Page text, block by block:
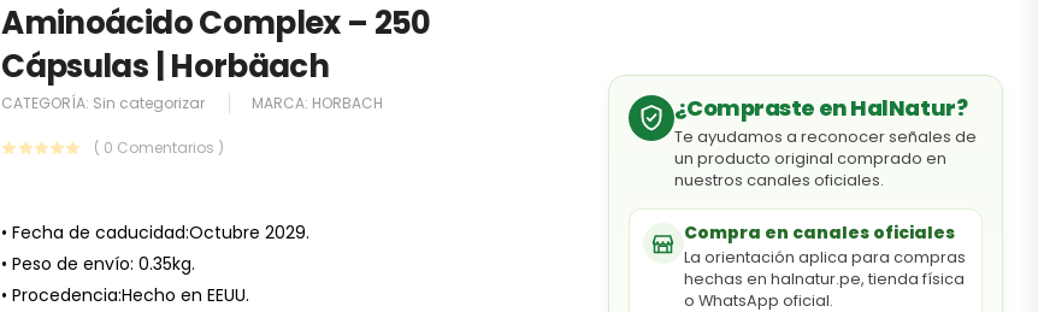
Aminoácido Complex – 250
Cápsulas | Horbäach
CATEGORÍA: Sin categorizar MARCA: HORBACH
( 0 Comentarios )
• Fecha de caducidad:Octubre 2029.
• Peso de envío: 0.35kg.
• Procedencia:Hecho en EEUU.
¿Compraste en HalNatur?
Te ayudamos a reconocer señales de
un producto original comprado en
nuestros canales oficiales.
Compra en canales oficiales
La orientación aplica para compras
hechas en halnatur.pe, tienda física
o WhatsApp oficial.